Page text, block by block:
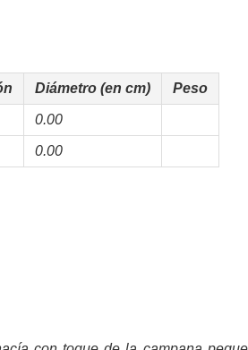
Diámetro (en cm) Peso
0.00
0.00